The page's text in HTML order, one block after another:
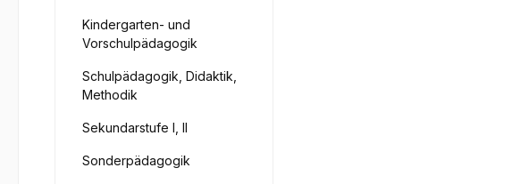
Kindergarten- und
Vorschulpädagogik
Schulpädagogik, Didaktik,
Methodik
Sekundarstufe I, II
Sonderpädagogik